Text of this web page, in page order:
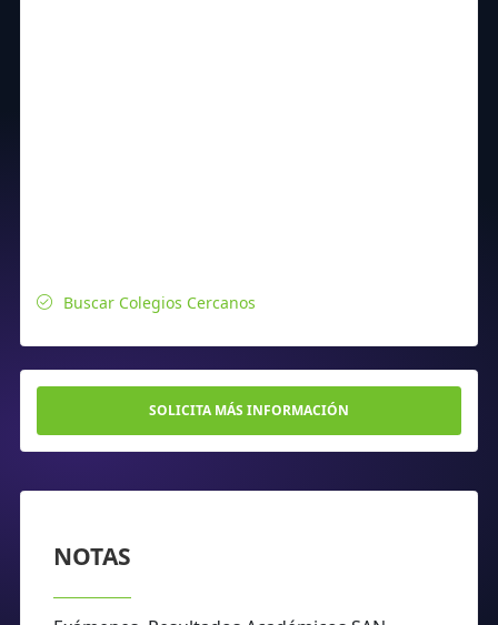
Buscar Colegios Cercanos
SOLICITA MÁS INFORMACIÓN
NOTAS